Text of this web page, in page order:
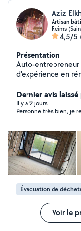
Aziz
Artisan
Reims
4,5/5
Présentation
Auto-entrepreneur
d'expérience en
Dernier avis
Il y a 9 jours
Personne très bien, je
Évacuation de
Voir le